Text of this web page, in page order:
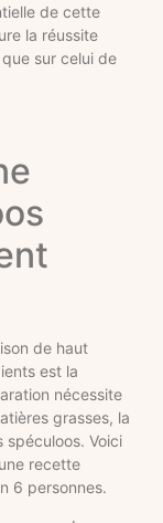
de cette
la réussite
sur celui de
de haut
est la
nécessite
grasses, la
Voici
recette
6 personnes.